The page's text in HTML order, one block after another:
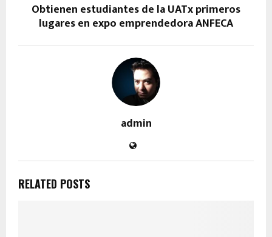
Obtienen estudiantes de la UATx primeros
lugares en expo emprendedora ANFECA
admin
RELATED POSTS